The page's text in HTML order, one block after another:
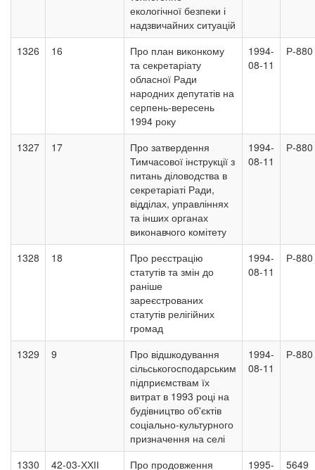
екологічної безпеки і
надзвичайних ситуацій
1326
16
Про план виконкому
та секретаріату
обласної Ради
народних депутатів на
серпень-вересень
1994 року
1994-
08-11
Р-880
1327 17
Про затвердення
Тимчасової інструкції з
питань діловодства в
секретаріаті Ради,
відділах, управліннях
та інших органах
виконавчого комітету
1994-
08-11
Р-880
1328 18
Про реєстрацію
статутів та змін до
раніше
зареєстрованих
статутів релігійних
громад
1994-
08-11
Р-880
1329 9
Про відшкодування
сільськогосподарським
підприємствам їх
витрат в 1993 році на
будівництво об'єктів
соціально-культурного
призначення на селі
1994-
08-11
Р-880
1330 42-03-ХХІІ
Про продовження
1995-
5649